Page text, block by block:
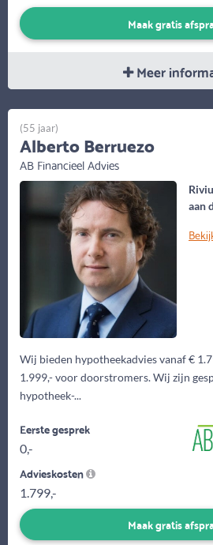
Maak gratis
Meer
aan
Wij bieden hypotheekadvies vanaf €
1.999,- voor doorstromers. Wij zijn
hypotheek-...
(55 jaar)
Alberto Berruezo
AB Financieel Advies
Eerste gesprek
0,-
Advieskosten
1.799,-
Maak gratis